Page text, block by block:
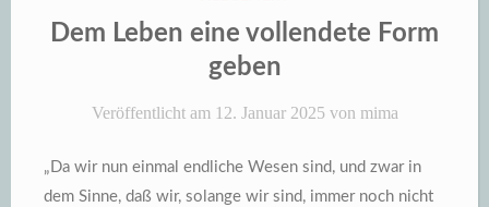
IN
Dem Leben eine vollendete Form
geben
Veröffentlicht am 12. Januar 2025 von mima
„Da wir nun einmal endliche Wesen sind, und zwar in
dem Sinne, daß wir, solange wir sind, immer noch nicht